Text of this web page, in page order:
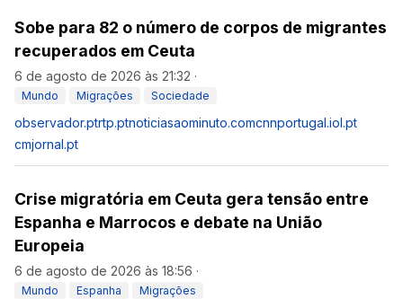
Sobe para 82 o número de corpos de migrantes
recuperados em Ceuta
6 de agosto de 2026 às 21:32 ·
Mundo Migrações Sociedade
observador.ptrtp.ptnoticiasaominuto.comcnnportugal.iol.pt
cmjornal.pt
Crise migratória em Ceuta gera tensão entre
Espanha e Marrocos e debate na União
Europeia
6 de agosto de 2026 às 18:56 ·
Mundo Espanha Migrações